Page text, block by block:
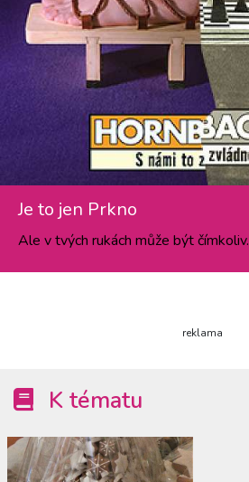
Je to jen Prkno
Ale v tvých rukách může být čímkoliv.
reklama
K tématu